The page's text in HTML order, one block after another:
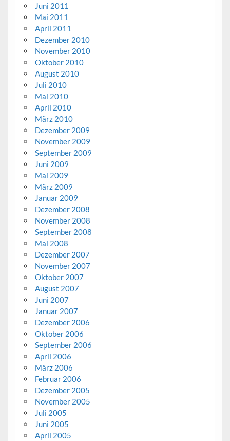
Juni 2011
Mai 2011
April 2011
Dezember 2010
November 2010
Oktober 2010
August 2010
Juli 2010
Mai 2010
April 2010
März 2010
Dezember 2009
November 2009
September 2009
Juni 2009
Mai 2009
März 2009
Januar 2009
Dezember 2008
November 2008
September 2008
Mai 2008
Dezember 2007
November 2007
Oktober 2007
August 2007
Juni 2007
Januar 2007
Dezember 2006
Oktober 2006
September 2006
April 2006
März 2006
Februar 2006
Dezember 2005
November 2005
Juli 2005
Juni 2005
April 2005